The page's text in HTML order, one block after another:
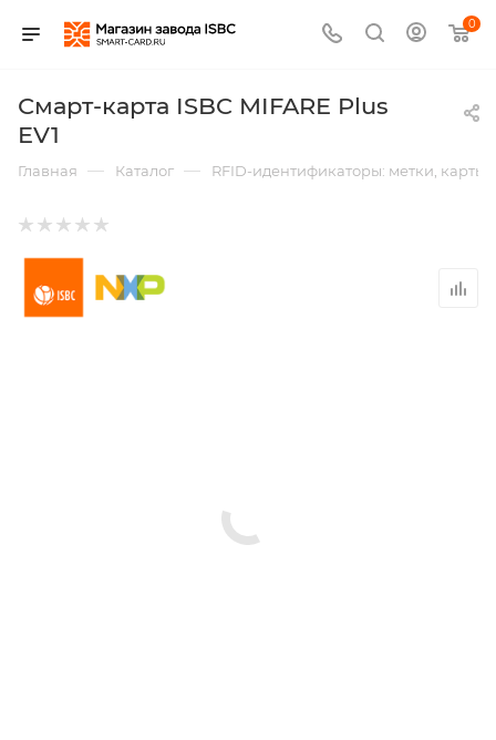
0
Смарт-карта ISBC MIFARE Plus
EV1
Главная — Каталог — RFID-идентификаторы: метки,